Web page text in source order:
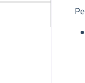
il Sant'Orsola